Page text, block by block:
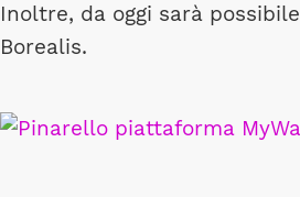
Inoltre, da oggi sarà
Borealis.